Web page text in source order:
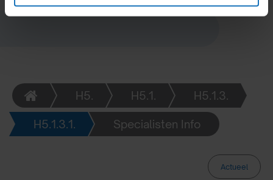
H5. H5.1. H5.1.3.
H5.1.3.1. Specialisten Info
Actueel